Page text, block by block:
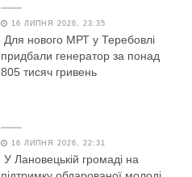
16 ЛИПНЯ 2026, 23:35
Для нового МРТ у Теребовлі
придбали генератор за понад
805 тисяч гривень
16 ЛИПНЯ 2026, 22:31
У Лановецькій громаді на